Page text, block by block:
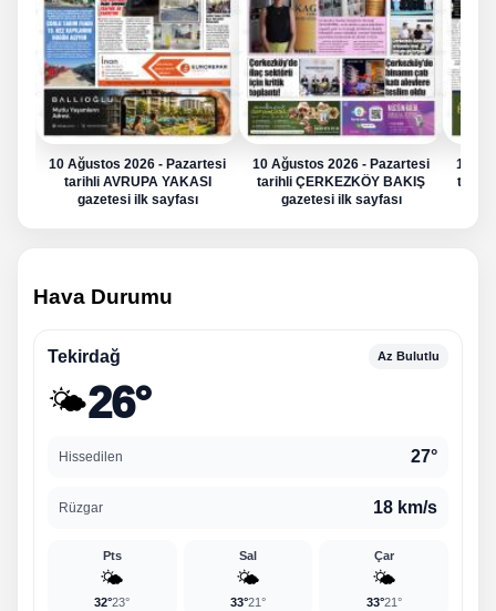
10 Ağustos 2026 - Pazartesi
tarihli AVRUPA YAKASI
gazetesi ilk sayfası
10 Ağustos 2026 - Pazartesi
tarihli ÇERKEZKÖY BAKIŞ
gazetesi ilk sayfası
10
tarihli
Hava Durumu
Tekirdağ Az Bulutlu
🌤️26°
Hissedilen 27°
Rüzgar 18 km/s
Pts
🌤️
32°23°
Sal
🌤️
33°21°
Çar
🌤️
33°21°